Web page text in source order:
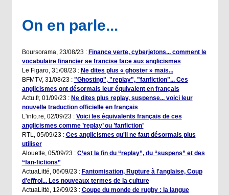
On en parle...
Boursorama, 23/08/23 : Finance verte, cyberjetons... comment le
vocabulaire financier se francise face aux anglicismes
Le Figaro, 31/08/23 : Ne dites plus « ghoster » mais...
BFMTV, 31/08/23 : "Ghosting", "replay", "fanfiction"... Ces
anglicismes ont désormais leur équivalent en français
Actu.fr, 01/09/23 : Ne dites plus replay, suspense... voici leur
nouvelle traduction officielle en français
L'info.re, 02/09/23 : Voici les équivalents français de ces
anglicismes comme ’replay’ ou ’fanfiction’
RTL, 05/09/23 : Ces anglicismes qu'il ne faut désormais plus
utiliser
Alouette, 05/09/23 : C’est la fin du “replay”, du “suspens” et des
“fan-fictions”
ActuaLitté, 06/09/23 : Fantomisation, Rupture à l'anglaise, Coup
d'effroi... Les nouveaux termes de la culture
ActuaLitté, 12/09/23 : Coupe du monde de rugby : la langue